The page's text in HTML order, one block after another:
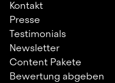
Kontakt
Presse
Testimonials
Newsletter
Content Pakete
Bewertung abgeben